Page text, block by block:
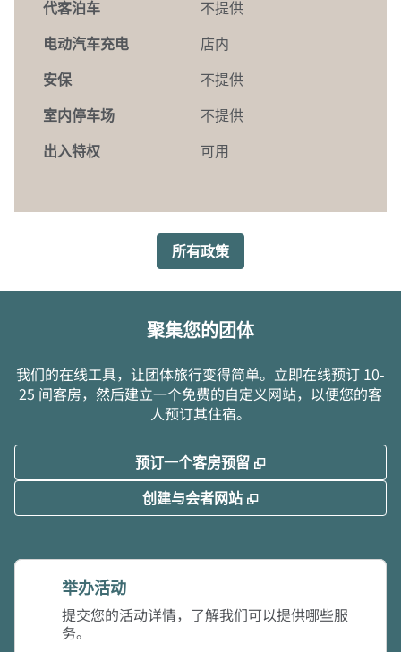
代客泊车 不提供
电动汽车充电 店内
安保 不提供
室内停车场 不提供
出入特权 可用
所有政策
聚集您的团体
我们的在线工具，让团体旅行变得简单。立即在线预订 10-
25 间客房，然后建立一个免费的自定义网站，以便您的客
人预订其住宿。
预订一个客房预留 ,
创建与会者网站 ,
举办活动
提交您的活动详情，了解我们可以提供哪些服
务。